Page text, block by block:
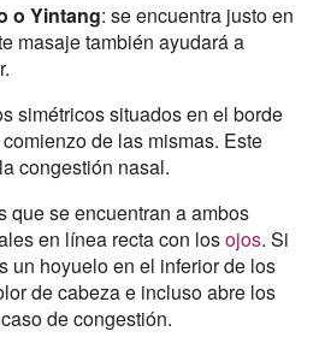
o Yintang: se encuentra justo en
masaje también ayudará a
simétricos situados en el borde
de las mismas. Este
congestión nasal.
que se encuentran a ambos
en línea recta con losojos. Si
un hoyuelo en el inferior de los
de cabeza e incluso abre los
de congestión.